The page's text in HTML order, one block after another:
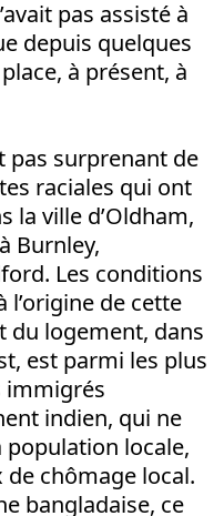
pas assisté à
depuis quelques
à présent, à
pas surprenant de
raciales qui ont
la ville d’Oldham,
Burnley,
Les conditions
l’origine de cette
du logement, dans
est parmi les plus
immigrés
indien, qui ne
population locale,
chômage local.
bangladaise, ce